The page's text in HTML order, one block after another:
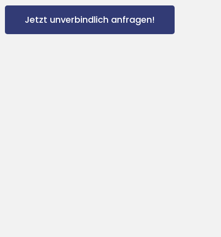
Jetzt unverbindlich anfragen!